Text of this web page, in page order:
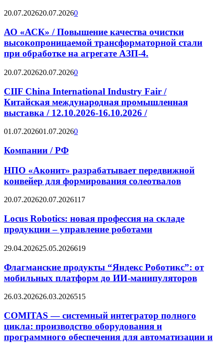
20.07.202620.07.20260
АО «АСК» / Повышение качества очистки
высокопроницаемой трансформаторной стали
при обработке на агрегате АЗП-4.
20.07.202620.07.20260
CIIF China International Industry Fair /
Китайская международная промышленная
выставка / 12.10.2026-16.10.2026 /
01.07.202601.07.20260
Компании / РФ
НПО «Аконит» разрабатывает передвижной
конвейер для формирования солеотвалов
20.07.202620.07.2026117
Locus Robotics: новая профессия на складе
продукции – управление роботами
29.04.202625.05.2026619
Флагманские продукты “Яндекс Роботикс”: от
мобильных платформ до ИИ-манипуляторов
26.03.202626.03.2026515
COMITAS — системный интегратор полного
цикла: производство оборудования и
программного обеспечения для автоматизации и